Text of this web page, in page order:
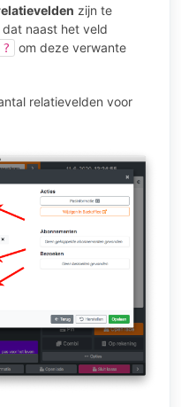
zijn te
naast het veld
?
om deze verwante
relatievelden voor